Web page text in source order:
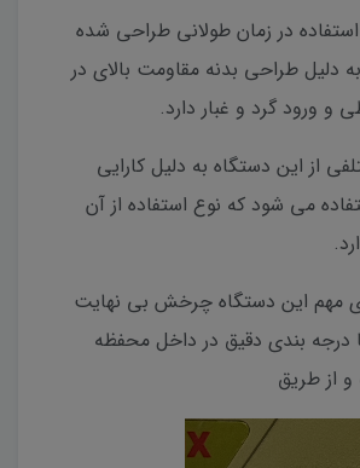
در زمان طولانی طراحی شده
طراحی بدنه مقاومت بالای در
و ورود گرد و غبار دارد.
از این دستگاه به دلیل کارایی
می شود که نوع استفاده از آن
مهم این دستگاه چرخش بی نهایت
درجه بندی دقیق در داخل محفظه
و از طریق